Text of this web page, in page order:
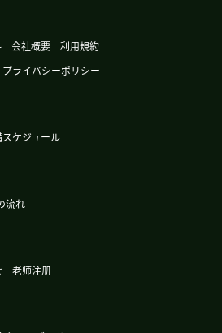
ざいました コメントのアッ
して申し訳ありません。 レ
的课程。 很抱歉这么晚才上传
趣，希望你们能继续支持我。
いました またこれからもよ
会社概要
利用規約
プライバシーポリシー
スケジュール
流れ
老师注册